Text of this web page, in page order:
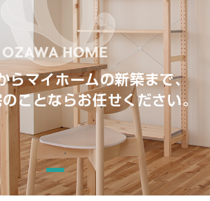
らマイホームの新築まで、
ことならお任せください。